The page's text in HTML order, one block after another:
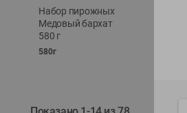
Набор пирожных
Медовый бархат
580 г
580г